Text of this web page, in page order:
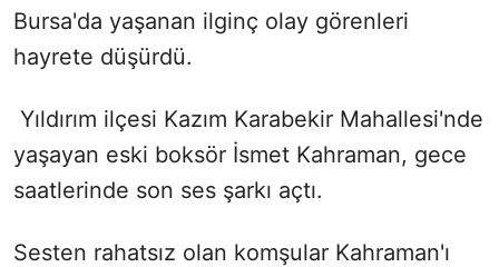
Bursa'da yaşanan ilginç olay görenleri
hayrete düşürdü.
Yıldırım ilçesi Kazım Karabekir Mahallesi'nde
yaşayan eski boksör İsmet Kahraman, gece
saatlerinde son ses şarkı açtı.
Sesten rahatsız olan komşular Kahraman'ı